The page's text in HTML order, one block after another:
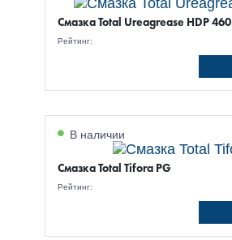
Смазка Total Ureagrease HDP 460
Рейтинг:
В наличии
Смазка Total Tifora PG
Рейтинг: